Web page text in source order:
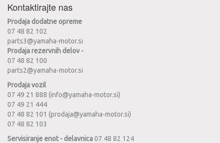
Kontaktirajte nas
Prodaja dodatne opreme
07 48 82 102
parts3@yamaha-motor.si
Prodaja rezervnih delov -
07 48 82 100
parts2@yamaha-motor.si
Prodaja vozil
07 49 21 888 (info@yamaha-motor.si)
07 49 21 444
07 48 82 101 (prodaja@yamaha-motor.si)
07 48 82 103
Servisiranje enot - delavnica07 48 82 124